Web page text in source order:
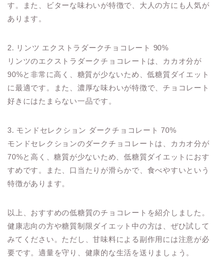
す。また、ビターな味わいが特徴で、大人の方にも人気が
あります。
2. リンツ エクストラダークチョコレート 90%
リンツのエクストラダークチョコレートは、カカオ分が
90%と非常に高く、糖質が少ないため、低糖質ダイエット
に最適です。また、濃厚な味わいが特徴で、チョコレート
好きにはたまらない一品です。
3. モンドセレクション ダークチョコレート 70%
モンドセレクションのダークチョコレートは、カカオ分が
70%と高く、糖質が少ないため、低糖質ダイエットにおす
すめです。また、口当たりが滑らかで、食べやすいという
特徴があります。
以上、おすすめの低糖質のチョコレートを紹介しました。
健康志向の方や糖質制限ダイエット中の方は、ぜひ試して
みてください。ただし、甘味料による副作用には注意が必
要です。適量を守り、健康的な生活を送りましょう。